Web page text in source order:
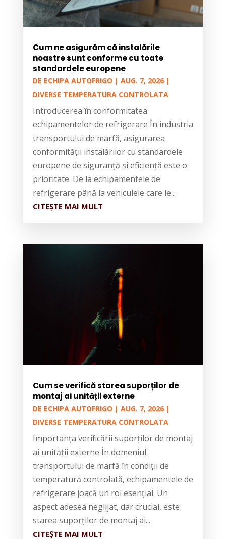
Cum ne asigurăm că instalările
noastre sunt conforme cu toate
standardele europene
DE ECHIPA AUTOFRIGO | AUG. 7, 2026|
DIVERSE TEMPERATURA CONTROLATA
Introducerea în conformitatea
echipamentelor de refrigerare În industria
transportului de marfă, asigurarea
conformității instalărilor cu standardele
europene de siguranță și eficiență este o
prioritate. De la echipamentele de
refrigerare până la vehiculele care le...
CITEȘTE MAI MULT
Cum se verifică starea suporților de
montaj ai unității externe
DE ECHIPA AUTOFRIGO | AUG. 7, 2026|
DIVERSE TEMPERATURA CONTROLATA
Importanța verificării suporților de montaj
ai unității externe În domeniul
transportului de marfă în condiții de
temperatură controlată, echipamentele de
refrigerare joacă un rol esențial. Un
aspect adesea neglijat, dar crucial, este
starea suporților de montaj ai...
CITEȘTE MAI MULT